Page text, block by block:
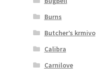
Burns
Butcher’s krmivo
Calibra
Carnilove